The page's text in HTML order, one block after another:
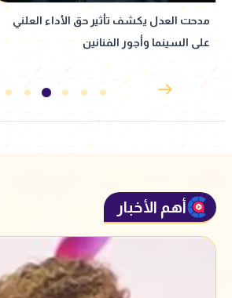
مهرجان الغردقة لسينما الشباب يكرّم حمادة
هلال ويطلق قسم صوت السينما
أهم الأخبار